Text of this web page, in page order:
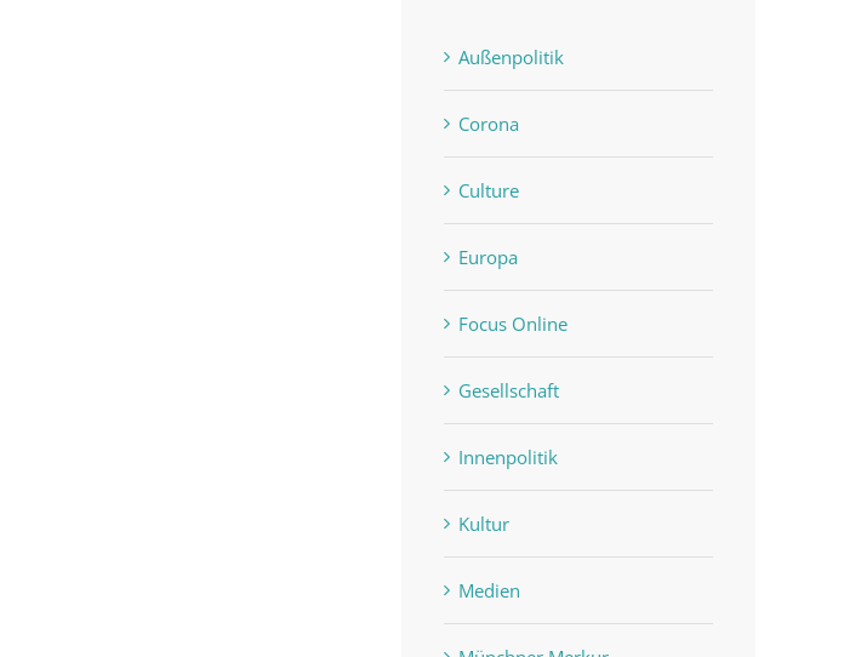
Außenpolitik
Corona
Culture
Europa
Focus Online
Gesellschaft
Innenpolitik
Kultur
Medien